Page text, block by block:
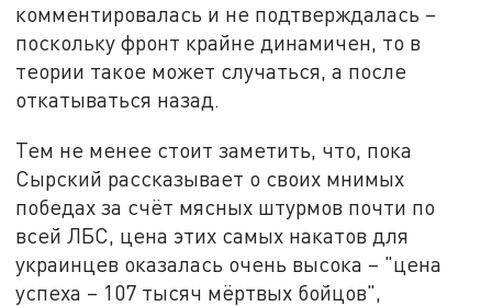
комментировалась и не подтверждалась –
поскольку фронт крайне динамичен, то в
теории такое может случаться, а после
откатываться назад.
Тем не менее стоит заметить, что, пока
Сырский рассказывает о своих мнимых
победах за счёт мясных штурмов почти по
всей ЛБС, цена этих самых накатов для
украинцев оказалась очень высока – "цена
успеха – 107 тысяч мёртвых бойцов",